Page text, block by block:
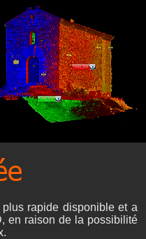
rapide disponible et a
en raison de la possibilité